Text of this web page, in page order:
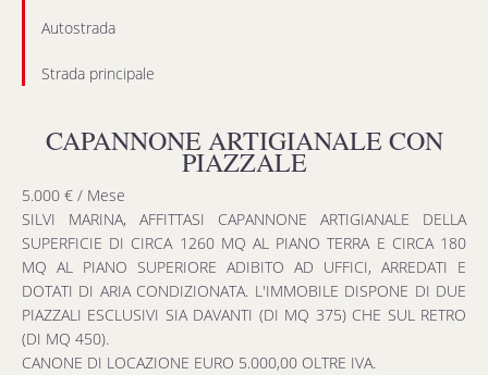
Autostrada
Strada principale
CAPANNONE ARTIGIANALE CON
PIAZZALE
5.000 € / Mese
SILVI MARINA, AFFITTASI CAPANNONE ARTIGIANALE DELLA
SUPERFICIE DI CIRCA 1260 MQ AL PIANO TERRA E CIRCA 180
MQ AL PIANO SUPERIORE ADIBITO AD UFFICI, ARREDATI E
DOTATI DI ARIA CONDIZIONATA. L'IMMOBILE DISPONE DI DUE
PIAZZALI ESCLUSIVI SIA DAVANTI (DI MQ 375) CHE SUL RETRO
(DI MQ 450).
CANONE DI LOCAZIONE EURO 5.000,00 OLTRE IVA.